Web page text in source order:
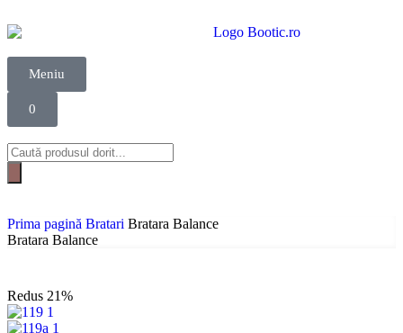
Meniu
0
Prima pagină Bratari Bratara Balance
Bratara Balance
Redus 21%